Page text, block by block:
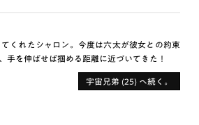
くれたシャロン。今度は六太が彼女との約束
手を伸ばせば掴める距離に近づいてきた！
宇宙兄弟 (25) へ続く。